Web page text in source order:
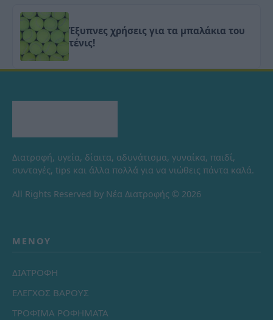
Έξυπνες χρήσεις για τα μπαλάκια του
τένις!
Διατροφή, υγεία, δίαιτα, αδυνάτισμα, γυναίκα, παιδί,
συνταγές, tips και άλλα πολλά για να νιώθεις πάντα καλά.
All Rights Reserved by Νέα Διατροφής © 2026
ΜΕΝΟΎ
ΔΙΑΤΡΟΦΗ
ΕΛΕΓΧΟΣ ΒΑΡΟΥΣ
ΤΡΟΦΙΜΑ ΡΟΦΗΜΑΤΑ